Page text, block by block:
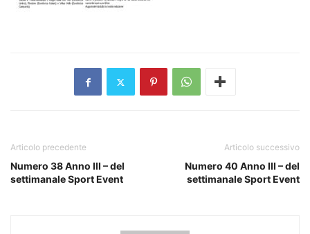
Articolo precedente
Numero 38 Anno III – del
settimanale Sport Event
Articolo successivo
Numero 40 Anno III – del
settimanale Sport Event